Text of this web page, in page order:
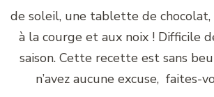
de soleil, une tablette de
à la courge et aux noix ! Difficile
saison. Cette recette est sans
n’avez aucune excuse, faites-